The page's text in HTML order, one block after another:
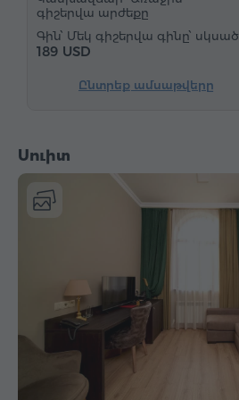
գիշերվա արժեքը
Մեկ գիշերվա գինը՝ սկսած
189 USD
Ընտրեք ամսաթվերը
Սուիտ